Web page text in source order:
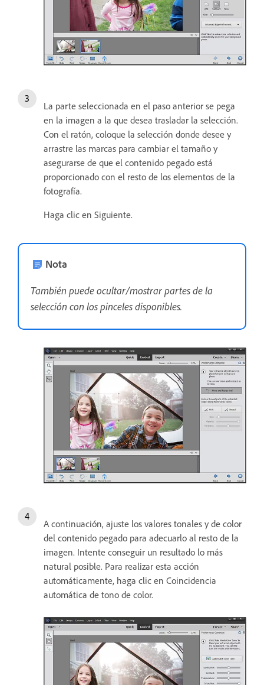
La parte seleccionada en el paso anterior se pega
en la imagen a la que desea trasladar la selección.
Con el ratón, coloque la selección donde desee y
arrastre las marcas para cambiar el tamaño y
asegurarse de que el contenido pegado está
proporcionado con el resto de los elementos de la
fotografía.
Haga clic en Siguiente.
Nota
También puede ocultar/mostrar partes de la
selección con los pinceles disponibles.
A continuación, ajuste los valores tonales y de color
del contenido pegado para adecuarlo al resto de la
imagen. Intente conseguir un resultado lo más
natural posible. Para realizar esta acción
automáticamente, haga clic en Coincidencia
automática de tono de color.